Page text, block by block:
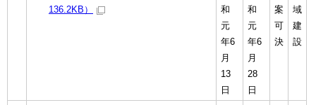
136.2KB）
和
元
年6
月
13
日
和
元
年6
月
28
日
案
可
決
域
建
設